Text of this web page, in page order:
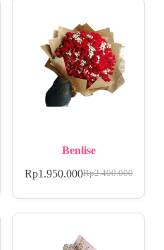
Benlise
Rp2.400.000
Rp1.950.000